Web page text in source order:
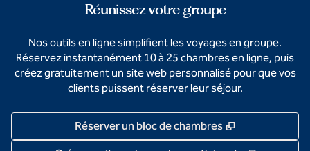
Réunissez votre groupe
Nos outils en ligne simplifient les voyages en groupe.
Réservez instantanément 10 à 25 chambres en ligne, puis
créez gratuitement un site web personnalisé pour que vos
clients puissent réserver leur séjour.
Réserver un bloc de chambres ,